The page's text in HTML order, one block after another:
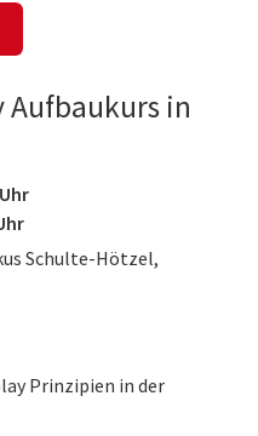
Aufbaukurs in
Schulte-Hötzel,
Prinzipien in der